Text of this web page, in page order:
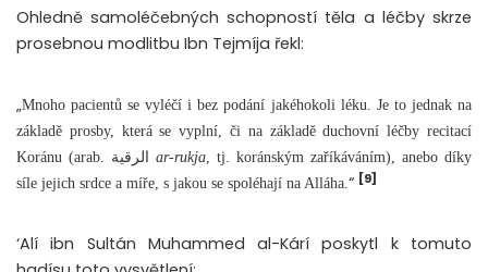
Ohledně samoléčebných schopností těla a léčby skrze
prosebnou modlitbu Ibn Tejmíja řekl:
„Mnoho pacientů se vyléčí i bez podání jakéhokoli léku. Je to jednak na
základě prosby, která se vyplní, či na základě duchovní léčby recitací
ar-rukja , tj. koránským zaříkáváním), anebo díky
síle jejich srdce a míře, s jakou se spoléhají na Alláha. “ [9]
‘Alí ibn Sultán Muhammed al-Kárí poskytl k tomuto